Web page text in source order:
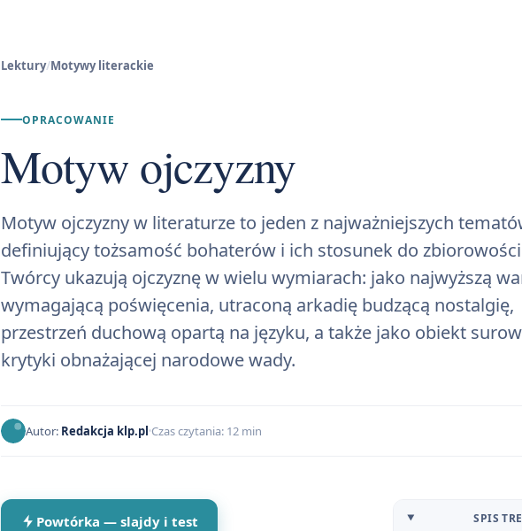
Lektury/Motywy literackie
OPRACOWANIE
Motyw ojczyzny
Motyw ojczyzny w literaturze to jeden z najważniejszych
definiujący tożsamość bohaterów i ich stosunek do
Twórcy ukazują ojczyznę w wielu wymiarach: jako najwyższą
wymagającą poświęcenia, utraconą arkadię budzącą nostalgię,
przestrzeń duchową opartą na języku, a także jako obiekt
krytyki obnażającej narodowe wady.
Autor: Redakcja klp.pl Czas czytania: 12 min
Powtórka — slajdy i test SPIS